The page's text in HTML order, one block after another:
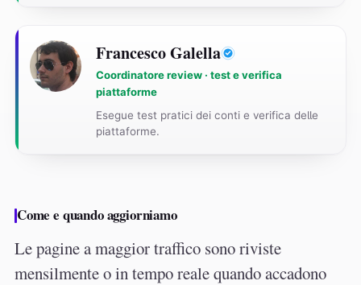
Francesco Galella
Coordinatore review · test e verifica
piattaforme
Esegue test pratici dei conti e verifica delle
piattaforme.
Come e quando aggiorniamo
Le pagine a maggior traffico sono riviste
mensilmente o in tempo reale quando accadono